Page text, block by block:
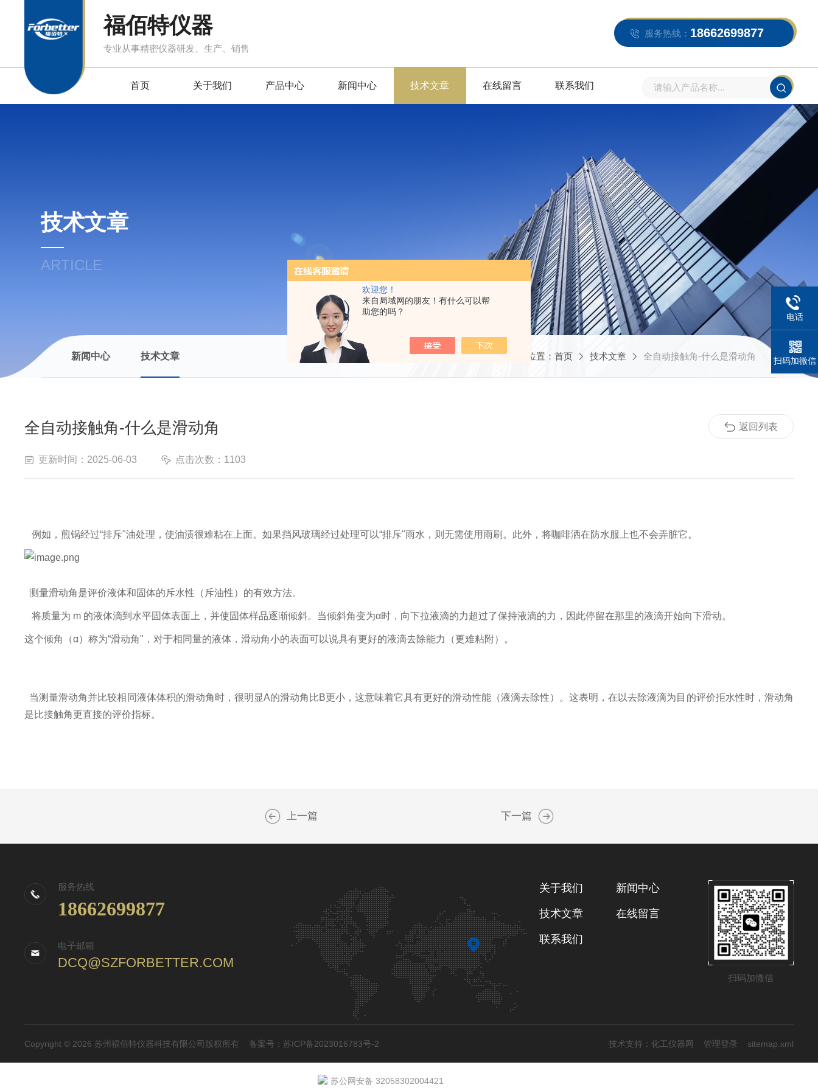
欢迎您！
来自局域网的朋友！有什么可以帮
助您的吗？
福佰特仪器
专业从事精密仪器研发、生产、销售
服务热线： 18662699877
首页 关于我们 产品中心 新闻中心 技术文章 在线留言 联系我们
技术文章
ARTICLE
新闻中心 技术文章 当前位置： 首页 技术文章 全自动接触角-什么是滑动角
全自动接触角-什么是滑动角
更新时间：2025-06-03 点击次数：1103
例如，煎锅经过“排斥"油处理，使油渍很难粘在上面。如果挡风玻璃经过处理可以“排斥"雨水，则无需使用雨刷。此外，将咖啡洒在防水服上也不会弄脏它。
测量滑动角是评价液体和固体的斥水性（斥油性）的有效方法。
将质量为 m 的液体滴到水平固体表面上，并使固体样品逐渐倾斜。当倾斜角变为α时，向下拉液滴的力超过了保持液滴的力，因此停留在那里的液滴开始向下滑动。
这个倾角（α）称为“滑动角"，对于相同量的液体，滑动角小的表面可以说具有更好的液滴去除能力（更难粘附）。
当测量滑动角并比较相同液体体积的滑动角时，很明显A的滑动角比B更小，这意味着它具有更好的滑动性能（液滴去除性）。这表明，在以去除液滴为目的评价拒水性时，滑动角
是比接触角更直接的评价指标。
返回列表
上一篇 下一篇
服务热线
18662699877
电子邮箱
DCQ@SZFORBETTER.COM
扫码加微信
关于我们 新闻中心
技术文章 在线留言
联系我们
Copyright © 2026 苏州福佰特仪器科技有限公司版权所有 备案号：苏ICP备2023016783号-2 技术支持： 化工仪器网 管理登录 sitemap.xml
电话
扫码加微信
苏公网安备 32058302004421